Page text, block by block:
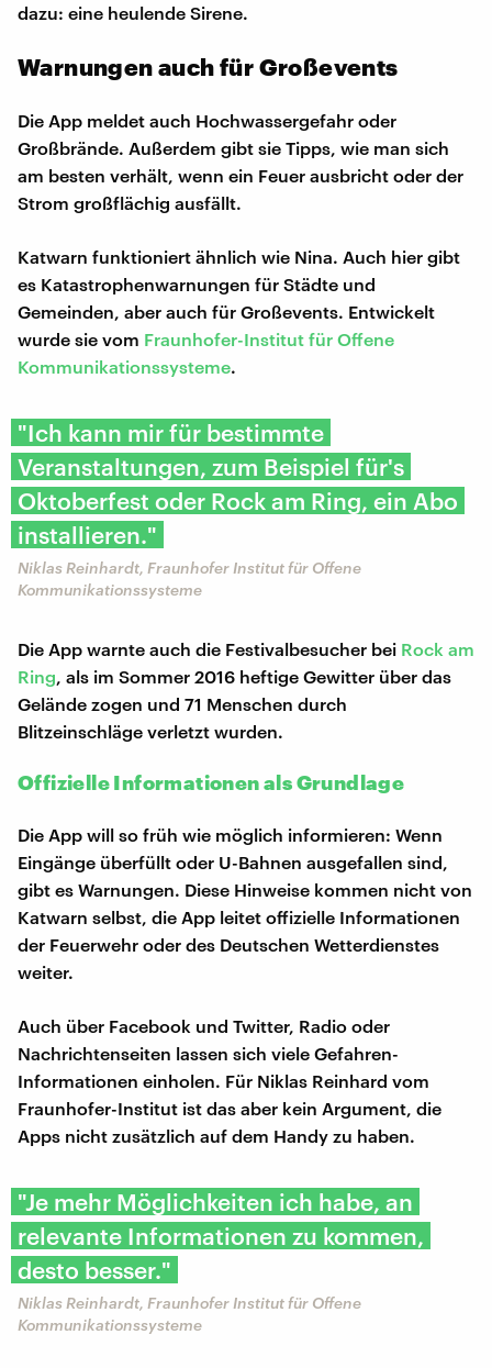
dazu: eine heulende Sirene.
Warnungen auch für Großevents
Die App meldet auch Hochwassergefahr oder
Großbrände. Außerdem gibt sie Tipps, wie man sich
am besten verhält, wenn ein Feuer ausbricht oder der
Strom großflächig ausfällt.
Katwarn funktioniert ähnlich wie Nina. Auch hier gibt
es Katastrophenwarnungen für Städte und
Gemeinden, aber auch für Großevents. Entwickelt
wurde sie vom Fraunhofer-Institut für Offene
Kommunikationssysteme.
"Ich kann mir für bestimmte
Veranstaltungen, zum Beispiel für's
Oktoberfest oder Rock am Ring, ein Abo
installieren."
Niklas Reinhardt, Fraunhofer Institut für Offene
Kommunikationssysteme
Die App warnte auch die Festivalbesucher bei Rock am
Ring , als im Sommer 2016 heftige Gewitter über das
Gelände zogen und 71 Menschen durch
Blitzeinschläge verletzt wurden.
Offizielle Informationen als Grundlage
Die App will so früh wie möglich informieren: Wenn
Eingänge überfüllt oder U-Bahnen ausgefallen sind,
gibt es Warnungen. Diese Hinweise kommen nicht von
Katwarn selbst, die App leitet offizielle Informationen
der Feuerwehr oder des Deutschen Wetterdienstes
weiter.
Auch über Facebook und Twitter, Radio oder
Nachrichtenseiten lassen sich viele Gefahren-
Informationen einholen. Für Niklas Reinhard vom
Fraunhofer-Institut ist das aber kein Argument, die
Apps nicht zusätzlich auf dem Handy zu haben.
"Je mehr Möglichkeiten ich habe, an
relevante Informationen zu kommen,
desto besser."
Niklas Reinhardt, Fraunhofer Institut für Offene
Kommunikationssysteme